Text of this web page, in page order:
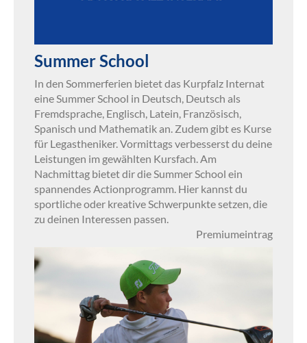
Summer School
In den Sommerferien bietet das Kurpfalz Internat
eine Summer School in Deutsch, Deutsch als
Fremdsprache, Englisch, Latein, Französisch,
Spanisch und Mathematik an. Zudem gibt es Kurse
für Legastheniker. Vormittags verbesserst du deine
Leistungen im gewählten Kursfach. Am
Nachmittag bietet dir die Summer School ein
spannendes Actionprogramm. Hier kannst du
sportliche oder kreative Schwerpunkte setzen, die
zu deinen Interessen passen.
Premiumeintrag